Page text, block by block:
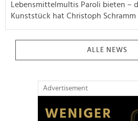
Lebensmittelmultis Paroli bieten –
Kunststück hat Christoph
ALLE NEWS
Advertisement